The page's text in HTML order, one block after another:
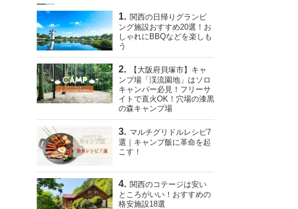
関西の日帰りグランピ
ング施設おすすめ20選！お
しゃれにBBQなどを楽しも
う
【大阪府貝塚市】キャ
ンプ場「渓流園地」はソロ
キャンパー必見！フリーサ
イトで直火OK！穴場の漆黒
の森キャンプ場
マルチグリドルレシピ7
選｜キャンプ飯に革命を起
こす！
関西のコテージは安い
ところがいい！おすすめの
格安施設18選